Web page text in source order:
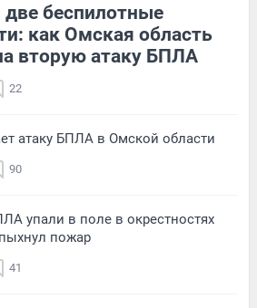
беспилотные
как Омская область
вторую атаку БПЛА
22
атаку БПЛА в Омской области
90
упали в поле в окрестностях
пожар
41